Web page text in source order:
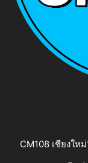
CM108 เชียงให